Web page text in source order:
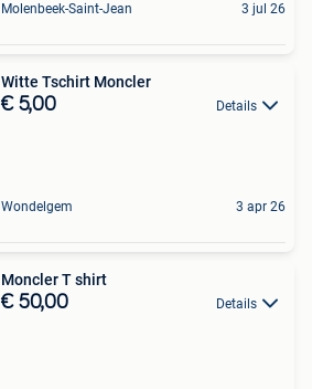
Molenbeek-Saint-Jean 3 jul 26
Witte Tschirt Moncler
€ 5,00 Details
Wondelgem 3 apr 26
Moncler T shirt
€ 50,00 Details